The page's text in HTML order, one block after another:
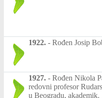
1922. - Rođen Josip
1927. - Rođen Nikola
redovni profesor
u Beogradu, akademik.